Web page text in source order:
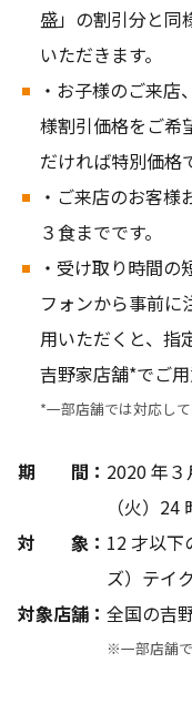
盛」の割引分と同
いただきます。
・お子様のご来
様割引価格をご希
だければ特別価格
・ご来店のお客
３食までです。
・受け取り時間
フォンから事前に
用いただくと、指
吉野家店舗*でご用
*一部店舗では対応し
期 間： 2020 年
（火）24
対 象： 12 才以下
ズ）テイ
対象店舗： 全国の吉
※一部店舗